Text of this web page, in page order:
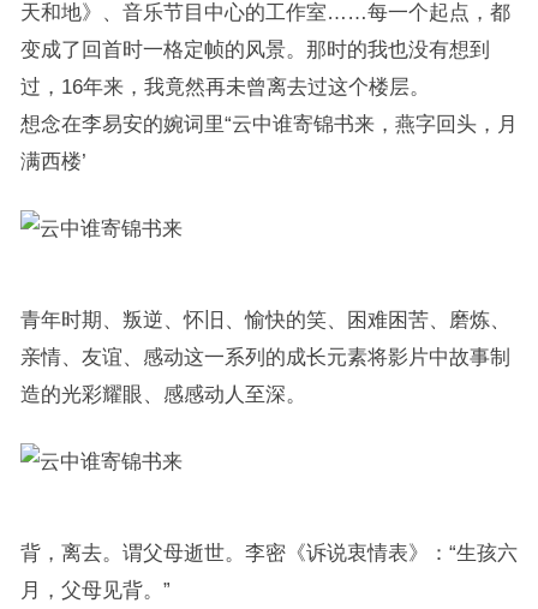
天和地》、音乐节目中心的工作室……每一个起点，都
变成了回首时一格定帧的风景。那时的我也没有想到
过，16年来，我竟然再未曾离去过这个楼层。
想念在李易安的婉词里“云中谁寄锦书来，燕字回头，月
满西楼’
青年时期、叛逆、怀旧、愉快的笑、困难困苦、磨炼、
亲情、友谊、感动这一系列的成长元素将影片中故事制
造的光彩耀眼、感感动人至深。
背，离去。谓父母逝世。李密《诉说衷情表》：“生孩六
月，父母见背。”